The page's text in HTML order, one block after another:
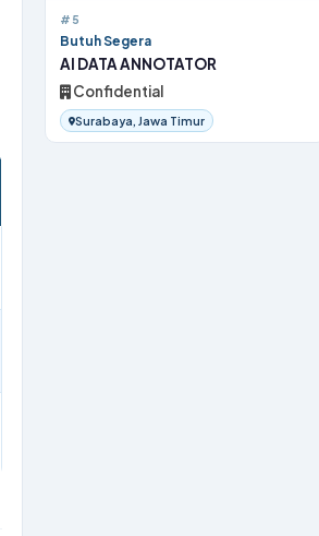
#5
Butuh Segera
AI DATA ANNOTATOR
Confidential
Surabaya, Jawa Timur